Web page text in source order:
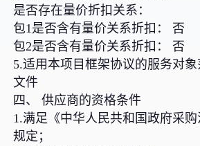
是否存在量价折扣关系：
包1是否含有量价关系折扣： 否
包2是否含有量价关系折扣： 否
5.适用本项目框架协议的服务对
文件
四、 供应商的资格条件
1.满足《中华人民共和国政府采
规定；